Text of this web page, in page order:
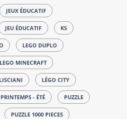
JEUX ÉDUCATIF
JEU ÉDUCATIF KS
LEGO DUPLO
LEGO MINECRAFT
LISCIANI LÉGO CITY
PRINTEMPS - ÉTÉ PUZZLE
PUZZLE 1000 PIECES